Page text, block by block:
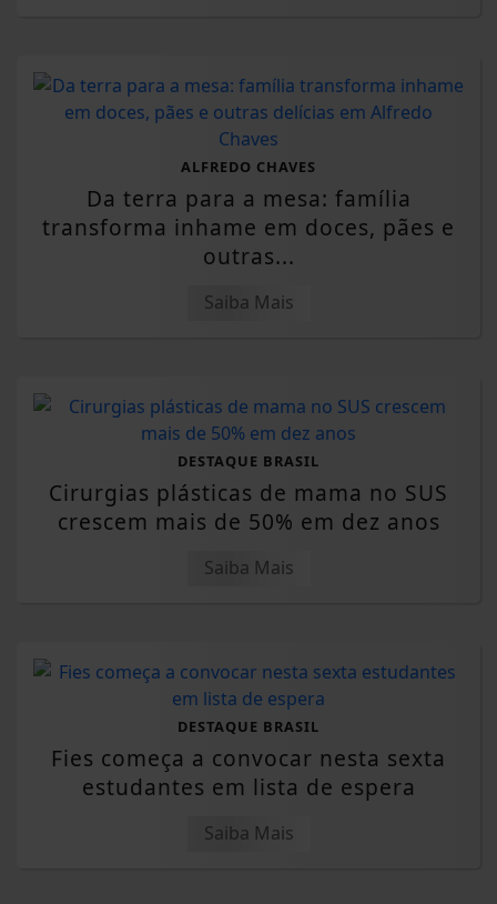
ALFREDO CHAVES
Da terra para a mesa: família
transforma inhame em doces, pães e
outras...
Saiba Mais
DESTAQUE BRASIL
Cirurgias plásticas de mama no SUS
crescem mais de 50% em dez anos
Saiba Mais
DESTAQUE BRASIL
Fies começa a convocar nesta sexta
estudantes em lista de espera
Saiba Mais